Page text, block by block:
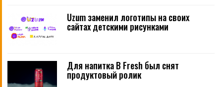
Uzum заменил логотипы на своих
сайтах детскими рисунками
Для напитка B Fresh был снят
продуктовый ролик